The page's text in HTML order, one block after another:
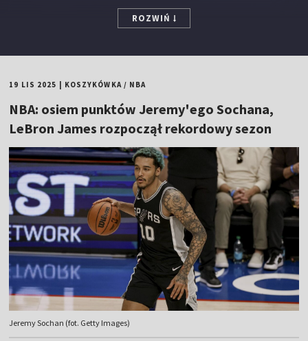
ROZWIŃ
19 LIS 2025 KOSZYKÓWKA/ NBA
NBA: osiem punktów Jeremy'ego Sochana,
LeBron James rozpoczął rekordowy sezon
Jeremy Sochan (fot. Getty Images)